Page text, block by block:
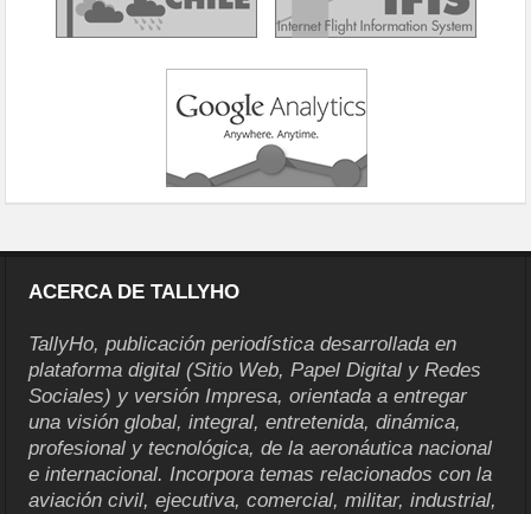
ACERCA DE TALLYHO
TallyHo, publicación periodística desarrollada en
plataforma digital (Sitio Web, Papel Digital y Redes
Sociales) y versión Impresa, orientada a entregar
una visión global, integral, entretenida, dinámica,
profesional y tecnológica, de la aeronáutica nacional
e internacional. Incorpora temas relacionados con la
aviación civil, ejecutiva, comercial, militar, industrial,